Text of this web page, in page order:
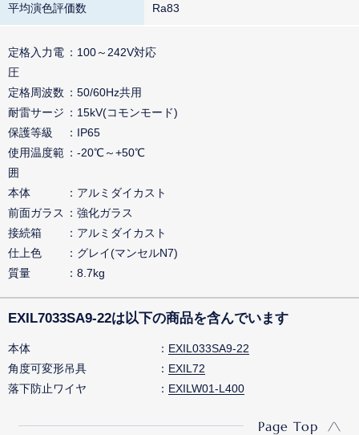
平均演色評価数 Ra83
定格入力電
圧
100～242V対応
定格周波数
50/60Hz共用
耐雷サージ
15kV(コモンモード)
保護等級
IP65
使用温度範
囲
-20℃～+50℃
本体
アルミダイカスト
前面ガラス
強化ガラス
接続箱
アルミダイカスト
仕上色
グレイ(マンセルN7)
質量
8.7kg
EXIL7033SA9-22は以下の商品を含んでいます
本体
EXIL033SA9-22
角度可変形吊具
EXIL72
落下防止ワイヤ
EXILW01-L400
Page Top